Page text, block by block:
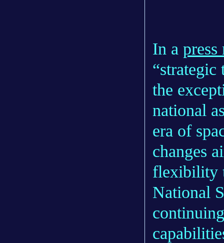
In a press
“strategic
the
national
era of
changes
flexibility
National